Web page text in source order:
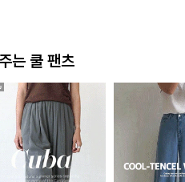
는 쿨 팬츠